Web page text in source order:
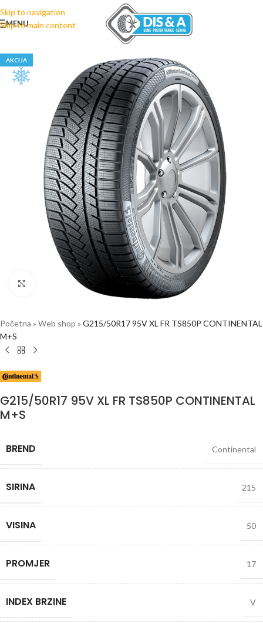
Skip to navigation
Skip to main content
MENU
AKCIJA
Click to enlarge
Početna » Web shop » G215/50R17 95V XL FR TS850P CONTINENTAL
M+S
G215/50R17 95V XL FR TS850P CONTINENTAL
M+S
BREND Continental
SIRINA 215
VISINA 50
PROMJER 17
INDEX BRZINE V